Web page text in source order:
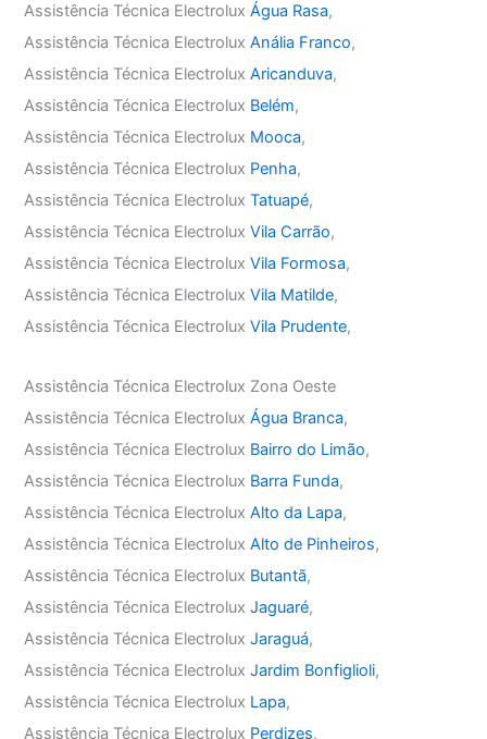
Assistência Técnica ElectroluxÁgua Rasa,
Assistência Técnica ElectroluxAnália Franco,
Assistência Técnica ElectroluxAricanduva,
Assistência Técnica Electrolux Belém,
Assistência Técnica Electrolux Mooca,
Assistência Técnica Electrolux Penha,
Assistência Técnica ElectroluxTatuapé,
Assistência Técnica ElectroluxVila Carrão,
Assistência Técnica ElectroluxVila Formosa,
Assistência Técnica ElectroluxVila Matilde,
Assistência Técnica ElectroluxVila Prudente,
Assistência Técnica Electrolux Zona Oeste
Assistência Técnica ElectroluxÁgua Branca,
Assistência Técnica Electrolux Bairro do Limão,
Assistência Técnica Electrolux Barra Funda,
Assistência Técnica ElectroluxAlto da Lapa,
Assistência Técnica ElectroluxAlto de Pinheiros,
Assistência Técnica Electrolux Butantã,
Assistência Técnica ElectroluxJaguaré,
Assistência Técnica ElectroluxJaraguá,
Assistência Técnica ElectroluxJardim Bonfiglioli,
Assistência Técnica Electrolux Lapa,
Assistência Técnica Electrolux Perdizes,